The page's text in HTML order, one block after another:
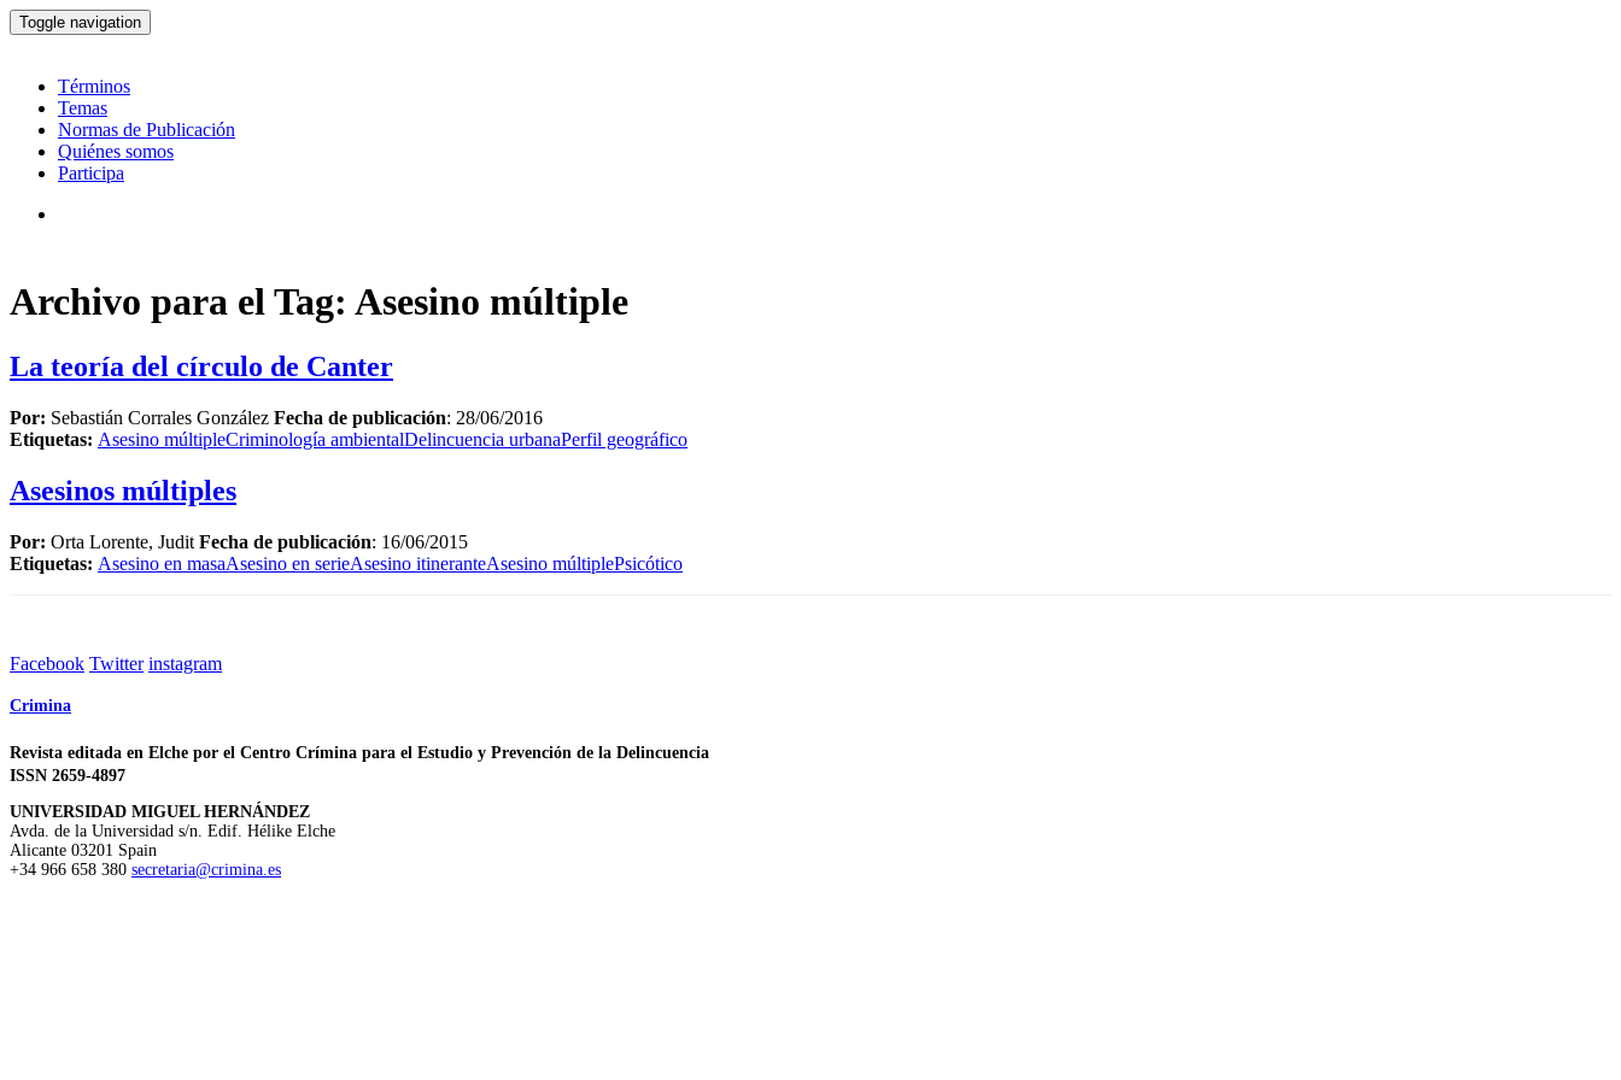
Toggle navigation
Términos
Temas
Normas de Publicación
Quiénes somos
Participa
Archivo para el Tag: Asesino múltiple
La teoría del círculo de Canter
Por: Sebastián Corrales González Fecha de publicación: 28/06/2016
Etiquetas: Asesino múltipleCriminología ambientalDelincuencia urbanaPerfil geográfico
Asesinos múltiples
Por: Orta Lorente, Judit Fecha de publicación: 16/06/2015
Etiquetas: Asesino en masaAsesino en serieAsesino itineranteAsesino múltiplePsicótico
Facebook Twitter instagram
Crimina
Revista editada en Elche por el Centro Crímina para el Estudio y Prevención de la Delincuencia
ISSN 2659-4897
UNIVERSIDAD MIGUEL HERNÁNDEZ
Avda. de la Universidad s/n. Edif. Hélike Elche
Alicante 03201 Spain
+34 966 658 380 secretaria@crimina.es